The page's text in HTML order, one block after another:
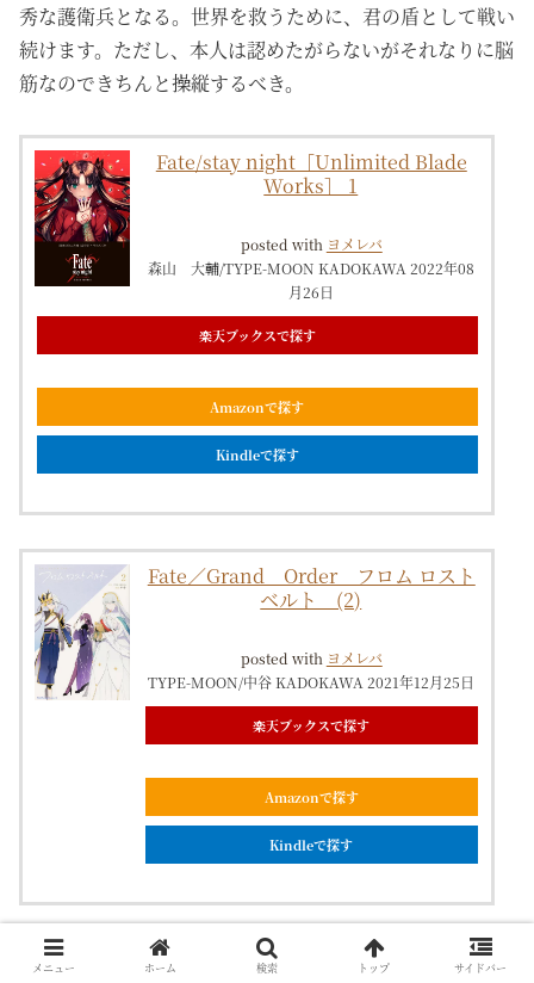
秀な護衛兵となる。世界を救うために、君の盾として戦い
続けます。ただし、本人は認めたがらないがそれなりに脳
筋なのできちんと操縦するべき。
Fate/stay night［Unlimited Blade
Works］ 1
posted with ヨメレバ
森山 大輔/TYPE-MOON KADOKAWA 2022年08
月26日
楽天ブックスで探す
Amazonで探す
Kindleで探す
Fate／Grand Order フロム ロスト
ベルト (2)
posted with ヨメレバ
TYPE-MOON/中谷 KADOKAWA 2021年12月25日
楽天ブックスで探す
Amazonで探す
Kindleで探す
帝都聖杯奇譚 Fate／type
メニュー ホーム 検索 トップ サイドバー